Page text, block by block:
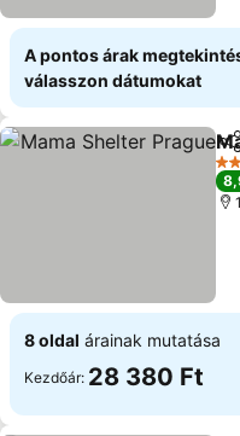
A pontos árak
válasszon dátumokat
4
8 oldal árainak mutatása
Kezdőár: 28 380 Ft